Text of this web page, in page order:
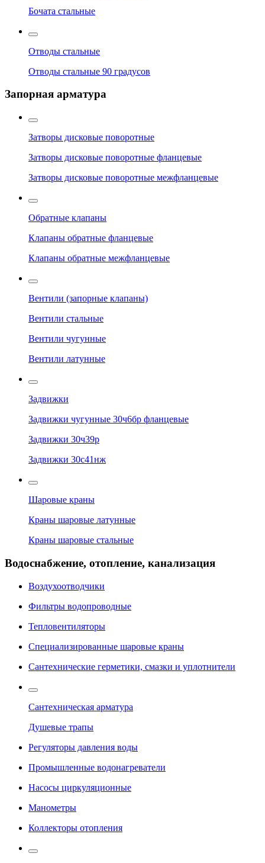
Бочата стальные
Отводы стальные
Отводы стальные 90 градусов
Запорная арматура
Затворы дисковые поворотные
Затворы дисковые поворотные фланцевые
Затворы дисковые поворотные межфланцевые
Обратные клапаны
Клапаны обратные фланцевые
Клапаны обратные межфланцевые
Вентили (запорные клапаны)
Вентили стальные
Вентили чугунные
Вентили латунные
Задвижки
Задвижки чугунные 30ч6бр фланцевые
Задвижки 30ч39р
Задвижки 30с41нж
Шаровые краны
Краны шаровые латунные
Краны шаровые стальные
Водоснабжение, отопление, канализация
Воздухоотводчики
Фильтры водопроводные
Тепловентиляторы
Специализированные шаровые краны
Сантехнические герметики, смазки и уплотнители
Сантехническая арматура
Душевые трапы
Регуляторы давления воды
Промышленные водонагреватели
Насосы циркуляционные
Манометры
Коллекторы отопления